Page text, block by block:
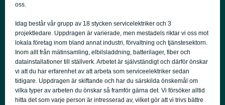
oss.
Idag består vår grupp av 18 stycken servicelektriker och 3
projektledare. Uppdragen är varierade, men mestadels riktar vi oss mot
lokala företag inom bland annat industri, förvaltning och tjänstesektorn.
Inom allt från mätinsamling, elbilsladdning, batterilager, fiber och
datainstallationer till ställverk. Arbetet är självständigt och därför önskar
vi att du har erfarenhet av att arbeta som serviceelektriker sedan
tidigare. Uppdragen är skiftande och har du särskilda önskemål om
vilka typer av arbeten du önskar så framför gärna det. Vi försöker alltid
hitta det som varje person är intresserad av, vilket gör att vi trivs bättre